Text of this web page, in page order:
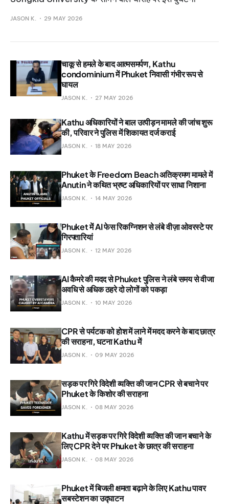
JASON K. 29 MAY 2026
चाकू से हमले के बाद आत्मसमर्पण, Kathu
condominium में Phuket निवासी गंभीर रूप से
घायल
JASON K. 27 MAY 2026
Kathu अधिकारियों ने बाल उत्पीड़न मामले की जांच शुरू
की, परिवार ने पुलिस में शिकायत दर्ज कराई
JASON K. 18 MAY 2026
Phuket के Freedom Beach अतिक्रमण मामले में
Anutin ने कथित भ्रष्ट अधिकारियों पर साधा निशाना
JASON K. 14 MAY 2026
Phuket में AI फेस रिकग्निशन से लंबे वीज़ा ओवरस्टे पर
गिरफ्तारियां
JASON K. 12 MAY 2026
AI कैमरे की मदद से Phuket पुलिस ने लंबे समय से वीजा
अवधि से अधिक ठहरे दो लोगों को पकड़ा
JASON K. 10 MAY 2026
CPR से पर्यटक को होश में लाने में मदद करने के बाद छात्र
की सराहना, घटना Kathu में
JASON K. 09 MAY 2026
सड़क पर गिरे विदेशी व्यक्ति की जान CPR से बचाने पर
Phuket के किशोर की सराहना
JASON K. 08 MAY 2026
Kathu में सड़क पर गिरे विदेशी व्यक्ति की जान बचाने के
लिए CPR देने पर Phuket के छात्र की सराहना
JASON K. 08 MAY 2026
Phuket में बिजली क्षमता बढ़ाने के लिए Kathu पावर
सबस्टेशन का उद्घाटन